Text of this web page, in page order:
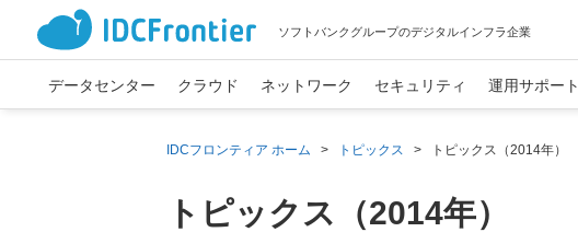
ソフトバンクグループのデジタルインフラ企業
データセンター クラウド ネットワーク セキュリティ 運用サポート
IDCフロンティア ホーム > トピックス > トピックス（2014年）
トピックス（2014年）